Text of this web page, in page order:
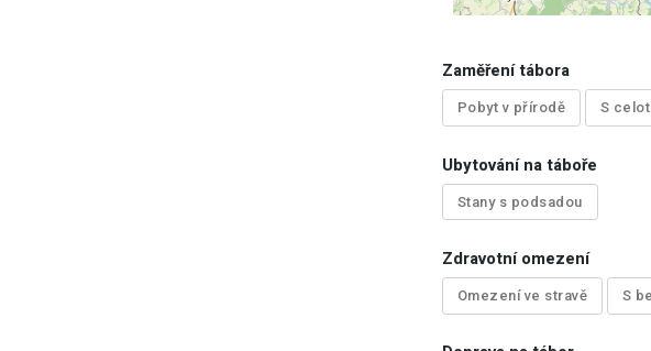
Zaměření tábora
Pobyt v přírodě S
Ubytování na táboře
Stany s podsadou
Zdravotní omezení
Omezení ve stravě S